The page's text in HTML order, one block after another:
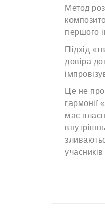
Метод
першого
Підхід
довіра
Це не про
гармонії
має